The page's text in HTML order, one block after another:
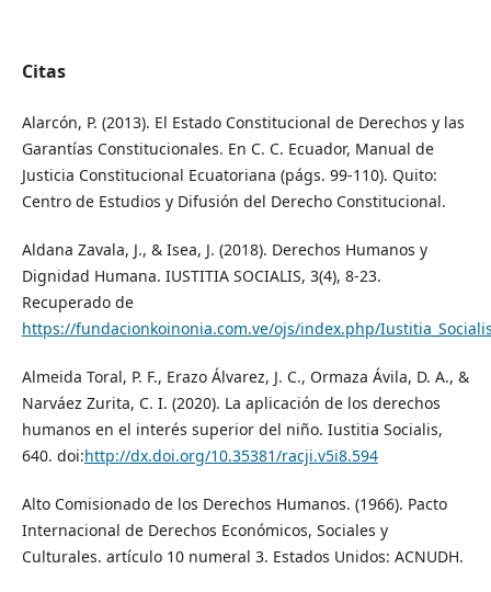
Citas
Alarcón, P. (2013). El Estado Constitucional de Derechos y las
Garantías Constitucionales. En C. C. Ecuador, Manual de
Justicia Constitucional Ecuatoriana (págs. 99-110). Quito:
Centro de Estudios y Difusión del Derecho Constitucional.
Aldana Zavala, J., & Isea, J. (2018). Derechos Humanos y
Dignidad Humana. IUSTITIA SOCIALIS, 3(4), 8-23.
Recuperado de
https://fundacionkoinonia.com.ve/ojs/index.php/
Almeida Toral, P. F., Erazo Álvarez, J. C., Ormaza Ávila, D. A., &
Narváez Zurita, C. I. (2020). La aplicación de los derechos
humanos en el interés superior del niño. Iustitia Socialis,
640. doi:http://dx.doi.org/10.35381/racji.v5i8.594
Alto Comisionado de los Derechos Humanos. (1966). Pacto
Internacional de Derechos Económicos, Sociales y
Culturales. artículo 10 numeral 3. Estados Unidos: ACNUDH.